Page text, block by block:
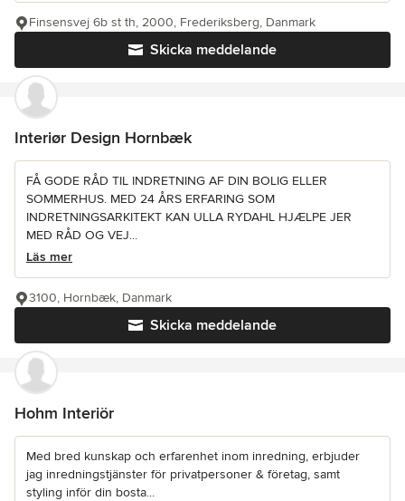
Skicka meddelande
Finsensvej 6b st th, 2000, Frederiksberg, Danmark
Interiør Design Hornbæk
FÅ GODE RÅD TIL INDRETNING AF DIN BOLIG ELLER
SOMMERHUS. MED 24 ÅRS ERFARING SOM
INDRETNINGSARKITEKT KAN ULLA RYDAHL HJÆLPE JER
MED RÅD OG VEJ...
Läs mer
Skicka meddelande
3100, Hornbæk, Danmark
Hohm Interiör
Med bred kunskap och erfarenhet inom inredning, erbjuder
jag inredningstjänster för privatpersoner & företag, samt
styling inför din bosta...